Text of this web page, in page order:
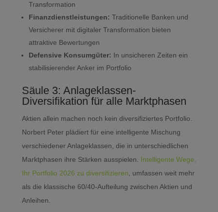
Transformation
Finanzdienstleistungen: Traditionelle Banken und
Versicherer mit digitaler Transformation bieten
attraktive Bewertungen
Defensive Konsumgüter: In unsicheren Zeiten ein
stabilisierender Anker im Portfolio
Säule 3: Anlageklassen-
Diversifikation für alle Marktphasen
Aktien allein machen noch kein diversifiziertes Portfolio.
Norbert Peter plädiert für eine intelligente Mischung
verschiedener Anlageklassen, die in unterschiedlichen
Marktphasen ihre Stärken ausspielen. Intelligente Wege,
Ihr Portfolio 2026 zu diversifizieren , umfassen weit mehr
als die klassische 60/40-Aufteilung zwischen Aktien und
Anleihen.